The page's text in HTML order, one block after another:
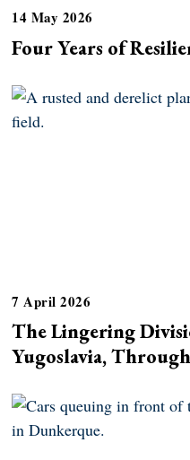
14 May 2026
Four Years of
7 April 2026
The Lingering
Yugoslavia,